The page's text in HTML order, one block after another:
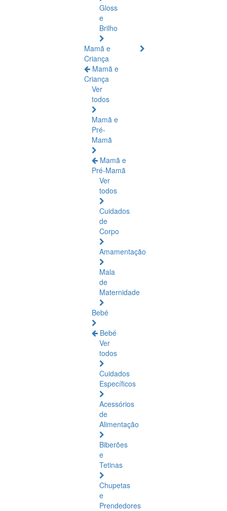
Gloss
e
Brilho
Mamã e
Criança
Mamã e
Criança
Ver
todos
Mamã e
Pré-
Mamã
Mamã e
Pré-Mamã
Ver
todos
Cuidados
de
Corpo
Amamentação
Mala
de
Maternidade
Bebé
Bebé
Ver
todos
Cuidados
Específicos
Acessórios
de
Alimentação
Biberões
e
Tetinas
Chupetas
e
Prendedores